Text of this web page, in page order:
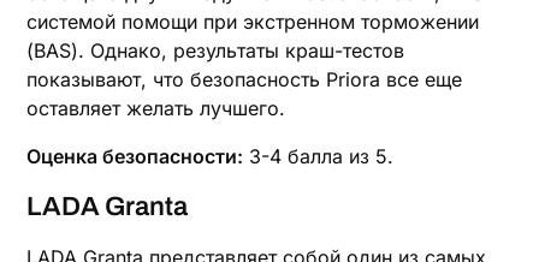
системой помощи при экстренном торможении
(BAS). Однако, результаты краш-тестов
показывают, что безопасность Priora все еще
оставляет желать лучшего.
Оценка безопасности: 3-4 балла из 5.
LADA Granta
LADA Granta представляет собой один из самых